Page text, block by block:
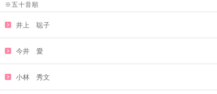
※五十音順
井上 聡子
今井 愛
小林 秀文